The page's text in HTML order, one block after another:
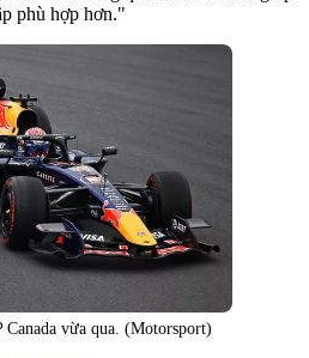
phù hợp hơn."
Canada vừa qua. (Motorsport)